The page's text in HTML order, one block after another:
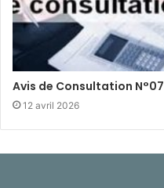
Avis de Consultation N°07
12 avril 2026